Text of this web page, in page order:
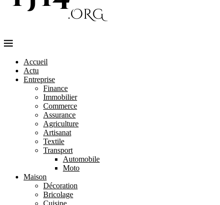
Accueil
Actu
Entreprise
Finance
Immobilier
Commerce
Assurance
Agriculture
Artisanat
Textile
Transport
Automobile
Moto
Maison
Décoration
Bricolage
Cuisine